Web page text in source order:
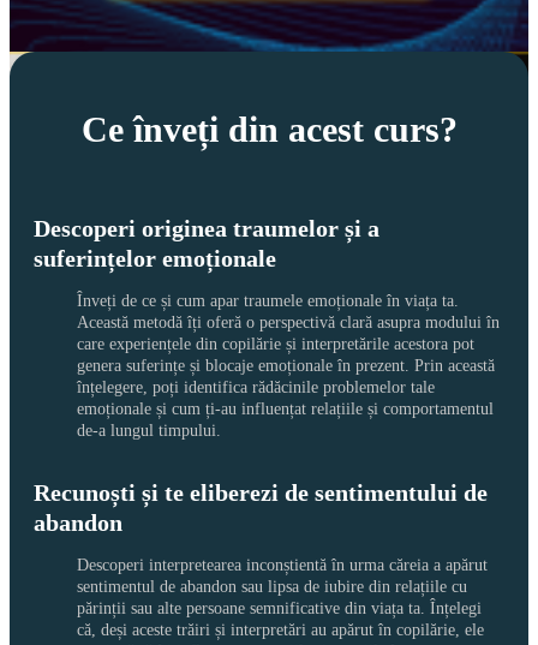
Ce înveți din acest curs?
Descoperi originea traumelor și a
suferințelor emoționale
Înveți de ce și cum apar traumele emoționale în viața ta.
Această metodă îți oferă o perspectivă clară asupra modului în
care experiențele din copilărie și interpretările acestora pot
genera suferințe și blocaje emoționale în prezent. Prin această
înțelegere, poți identifica rădăcinile problemelor tale
emoționale și cum ți-au influențat relațiile și comportamentul
de-a lungul timpului.
Recunoști și te eliberezi de sentimentului de
abandon
Descoperi interpretearea inconștientă în urma căreia a apărut
sentimentul de abandon sau lipsa de iubire din relațiile cu
părinții sau alte persoane semnificative din viața ta. Înțelegi
că, deși aceste trăiri și interpretări au apărut în copilărie, ele